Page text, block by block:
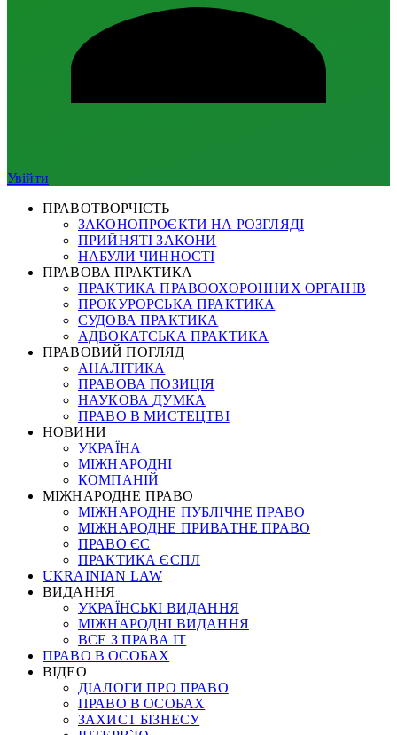
Увійти
ПРАВОТВОРЧІСТЬ
ЗАКОНОПРОЄКТИ НА РОЗГЛЯДІ
ПРИЙНЯТІ ЗАКОНИ
НАБУЛИ ЧИННОСТІ
ПРАВОВА ПРАКТИКА
ПРАКТИКА ПРАВООХОРОННИХ ОРГАНІВ
ПРОКУРОРСЬКА ПРАКТИКА
СУДОВА ПРАКТИКА
АДВОКАТСЬКА ПРАКТИКА
ПРАВОВИЙ ПОГЛЯД
АНАЛІТИКА
ПРАВОВА ПОЗИЦІЯ
НАУКОВА ДУМКА
ПРАВО В МИСТЕЦТВІ
НОВИНИ
УКРАЇНА
МІЖНАРОДНІ
КОМПАНІЙ
МІЖНАРОДНЕ ПРАВО
МІЖНАРОДНЕ ПУБЛІЧНЕ ПРАВО
МІЖНАРОДНЕ ПРИВАТНЕ ПРАВО
ПРАВО ЄС
ПРАКТИКА ЄСПЛ
UKRAINIAN LAW
ВИДАННЯ
УКРАЇНСЬКІ ВИДАННЯ
МІЖНАРОДНІ ВИДАННЯ
ВСЕ З ПРАВА ІТ
ПРАВО В ОСОБАХ
ВІДЕО
ДІАЛОГИ ПРО ПРАВО
ПРАВО В ОСОБАХ
ЗАХИСТ БІЗНЕСУ